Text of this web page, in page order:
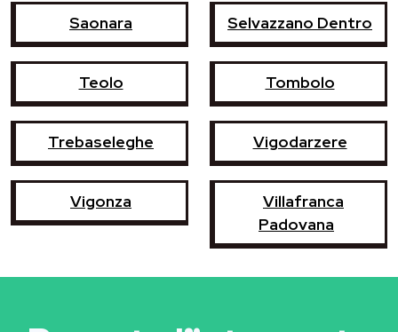
Saonara Selvazzano Dentro
Teolo Tombolo
Trebaseleghe Vigodarzere
Vigonza
Villafranca
Padovana